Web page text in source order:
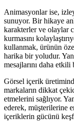
Animasyonlar ise,
sunuyor. Bir hikaye
karakterler ve olaylar
kurmasını
kullanmak, ürünün
harika bir yoludur.
mesajlarını daha
Görsel içerik
markaların dikkat
etmelerini sağlıyor.
ederek, müşterilerine
içeriklerin gücünü